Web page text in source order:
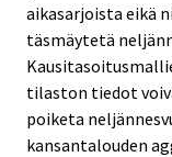
aikasarjoista eikä
täsmäytetä
tilaston tiedot
poiketa
kansantalouden